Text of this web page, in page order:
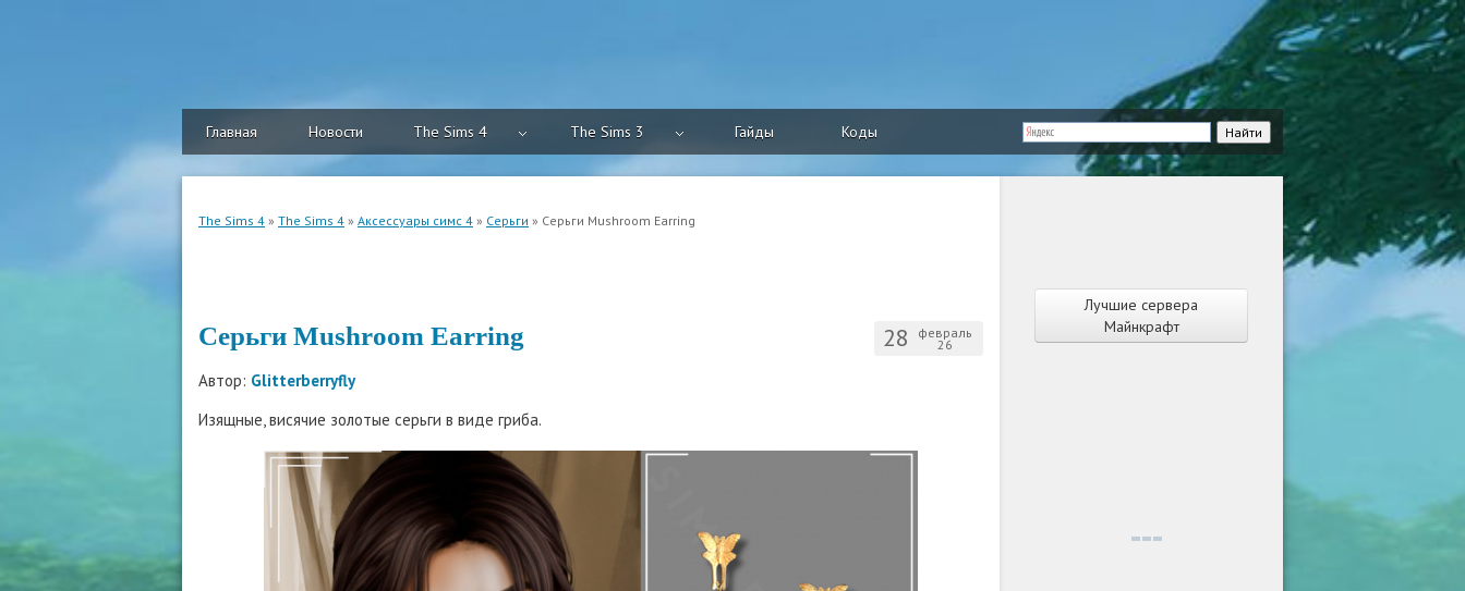
Главная Новости The Sims 4 The Sims 3 Гайды Коды
Лучшие сервера
Майнкрафт
The Sims 4 » The Sims 4 » Аксессуары симс 4 » Серьги » Серьги Mushroom Earring
28 февраль
26
Серьги Mushroom Earring
Автор: Glitterberryfly
Изящные, висячие золотые серьги в виде гриба.